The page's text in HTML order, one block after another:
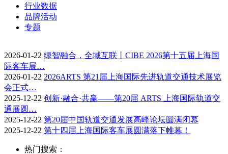
行业数据
品牌活动
专题
2026-01-22 绿智融合，全域互联丨CIBE 2026第十五届上海国
际客车展…
2026-01-22 2026ARTS 第21届上海国际先进轨道交通技术展览
会正式…
2025-12-22 创新·融合·共赢——第20届 ARTS 上海国际轨道交
通展圆…
2025-12-22 第20届中国轨道交通发展高峰论坛圆满闭幕
2025-12-22 第十四届上海国际客车展圆满落下帷幕！
热门搜索：